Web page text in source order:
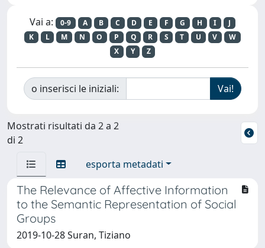
Vai a: 0-9 A B C D E F G H I
J
K
L M N O P Q R S T U V
W
X
Y Z
o inserisci le iniziali:
Mostrati risultati da 2 a 2
di 2
esporta metadati
The Relevance of Affective Information
to the Semantic Representation of Social
Groups
2019-10-28 Suran, Tiziano